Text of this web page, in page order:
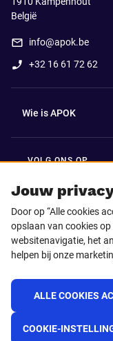
Jouw
Door op “Alle cookies
opslaan van cookies
websitenavigatie, het
helpen bij onze
ALLE COOKIES
COOKIE-
België
info@apok.be
+32 16 61 72 62
Wie is APOK
VOLG ONS OP
Facebook
Instagram